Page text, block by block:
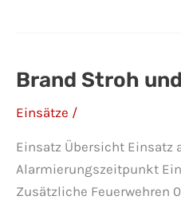
Brand Stroh
Einsätze /
Einsatz Übersicht Einsatz
Alarmierungszeitpunkt
Zusätzliche Feuerwehren